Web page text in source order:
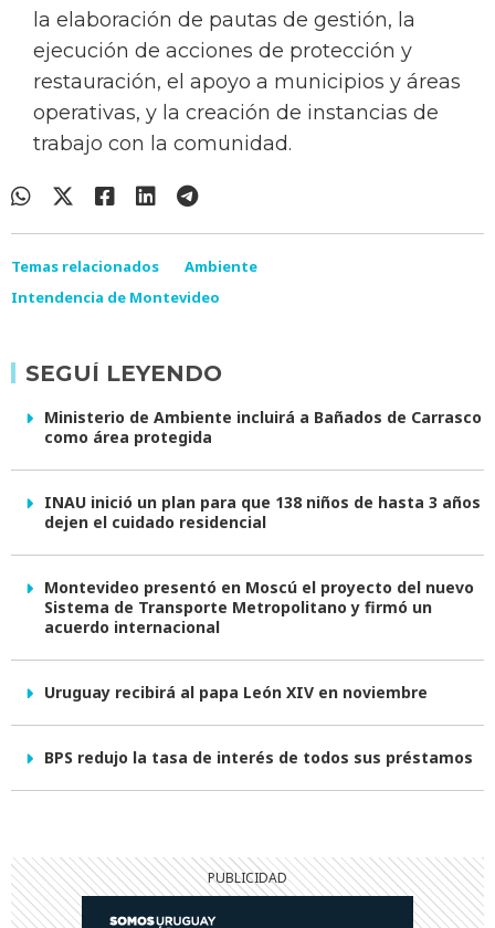
la elaboración de pautas de gestión, la
ejecución de acciones de protección y
restauración, el apoyo a municipios y áreas
operativas, y la creación de instancias de
trabajo con la comunidad.
Temas relacionados
Ambiente
Intendencia de Montevideo
SEGUÍ LEYENDO
Ministerio de Ambiente incluirá a Bañados de Carrasco
como área protegida
INAU inició un plan para que 138 niños de hasta 3 años
dejen el cuidado residencial
Montevideo presentó en Moscú el proyecto del nuevo
Sistema de Transporte Metropolitano y firmó un
acuerdo internacional
Uruguay recibirá al papa León XIV en noviembre
BPS redujo la tasa de interés de todos sus préstamos